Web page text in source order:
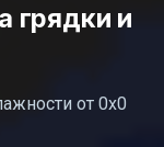
грядки и
от 0x0